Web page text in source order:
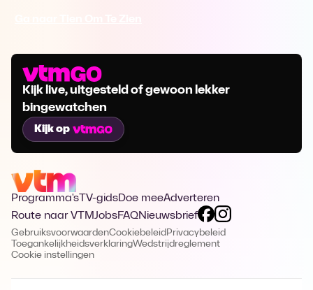
Kijk live, uitgesteld of gewoon lekker
bingewatchen
Kijk op
Programma's TV-gidsDoe meeAdverteren
Route naar VTMJobsFAQNieuwsbrief
GebruiksvoorwaardenCookiebeleid Privacybeleid
ToegankelijkheidsverklaringWedstrijdreglement
Cookie instellingen